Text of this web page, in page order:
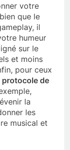
votre
que le
il
humeur
sur le
et moins
pour ceux
de
la
les
musical et